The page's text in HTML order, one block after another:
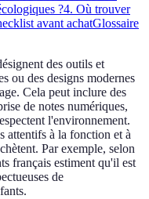
?4. Où trouver
avant achatGlossaire
des outils et
ou des designs modernes
Cela peut inclure des
de notes numériques,
l'environnement.
attentifs à la fonction et à
Par exemple, selon
français estiment qu'il est
de